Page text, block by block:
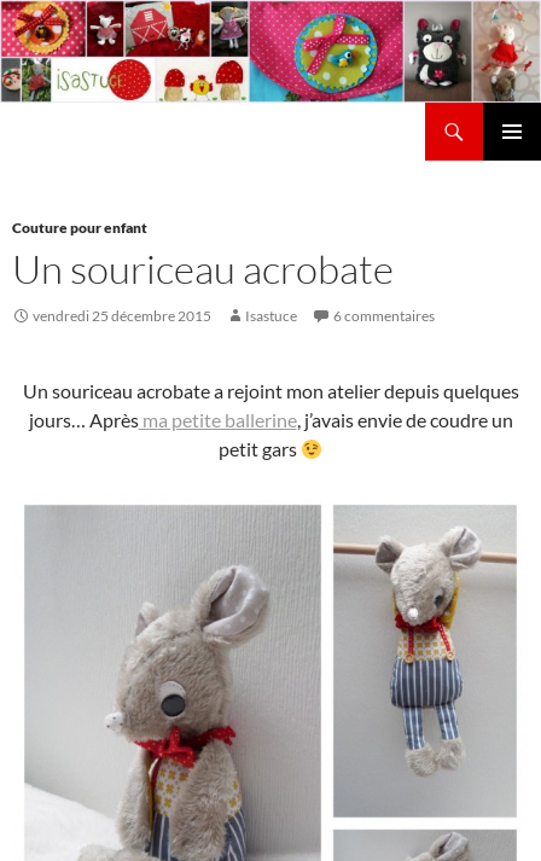
Aller
au
contenu
Couture pour enfant
Un souriceau acrobate
vendredi 25 décembre 2015 Isastuce 6 commentaires
Un souriceau acrobate a rejoint mon atelier depuis quelques
jours… Aprèsma petite ballerine, j’avais envie de coudre un
petit gars